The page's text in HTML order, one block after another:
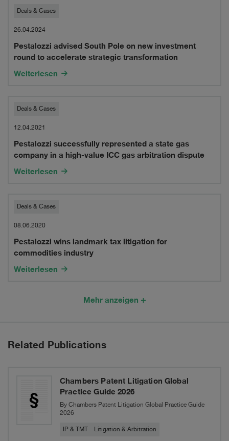
in
Bern
und
Zürich
Pestalozzi
advised
South
Pole
new
investment
round
to
accelerate
Deals & Cases
26.04.2024
Pestalozzi advised South Pole on new investment
round to accelerate strategic transformation
Weiterlesen
Pestalozzi
successfully
represented
a
gas
company
in
a
high-
arbitration
Deals & Cases
12.04.2021
Pestalozzi successfully represented a state gas
company in a high-value ICC gas arbitration dispute
Weiterlesen
Pestalozzi
wins
landmark
tax
industry
Deals & Cases
08.06.2020
Pestalozzi wins landmark tax litigation for
commodities industry
Weiterlesen
Mehr anzeigen
Related Publications
Chambers Patent Litigation Global
Practice Guide 2026
By Chambers Patent Litigation Global Practice Guide
2026
IP & TMT Litigation & Arbitration